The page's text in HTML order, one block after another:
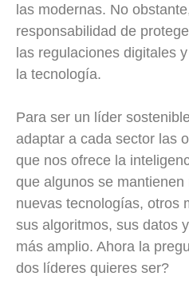
las modernas. No
responsabilidad de
las regulaciones digitales
la tecnología.
Para ser un líder
adaptar a cada sector las
que nos ofrece la
que algunos se
nuevas tecnologías, otros
sus algoritmos, sus datos
más amplio. Ahora la
dos líderes quieres ser?